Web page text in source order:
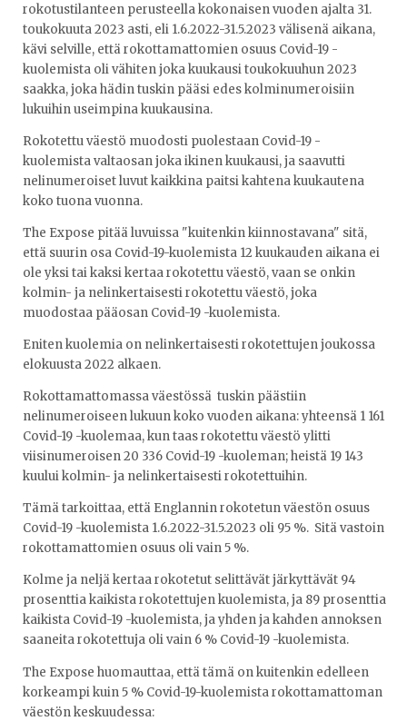
rokotustilanteen perusteella kokonaisen vuoden ajalta 31.
toukokuuta 2023 asti, eli 1.6.2022-31.5.2023 välisenä aikana,
kävi selville, että rokottamattomien osuus Covid-19 -
kuolemista oli vähiten joka kuukausi toukokuuhun 2023
saakka, joka hädin tuskin pääsi edes kolminumeroisiin
lukuihin useimpina kuukausina.
Rokotettu väestö muodosti puolestaan Covid-19 -
kuolemista valtaosan joka ikinen kuukausi, ja saavutti
nelinumeroiset luvut kaikkina paitsi kahtena kuukautena
koko tuona vuonna.
The Expose pitää luvuissa "kuitenkin kiinnostavana" sitä,
että suurin osa Covid-19-kuolemista 12 kuukauden aikana ei
ole yksi tai kaksi kertaa rokotettu väestö, vaan se onkin
kolmin- ja nelinkertaisesti rokotettu väestö, joka
muodostaa pääosan Covid-19 -kuolemista.
Eniten kuolemia on nelinkertaisesti rokotettujen joukossa
elokuusta 2022 alkaen.
Rokottamattomassa väestössä tuskin päästiin
nelinumeroiseen lukuun koko vuoden aikana: yhteensä 1 161
Covid-19 -kuolemaa, kun taas rokotettu väestö ylitti
viisinumeroisen 20 336 Covid-19 -kuoleman; heistä 19 143
kuului kolmin- ja nelinkertaisesti rokotettuihin.
Tämä tarkoittaa, että Englannin rokotetun väestön osuus
Covid-19 -kuolemista 1.6.2022-31.5.2023 oli 95 %. Sitä vastoin
rokottamattomien osuus oli vain 5 %.
Kolme ja neljä kertaa rokotetut selittävät järkyttävät 94
prosenttia kaikista rokotettujen kuolemista, ja 89 prosenttia
kaikista Covid-19 -kuolemista, ja yhden ja kahden annoksen
saaneita rokotettuja oli vain 6 % Covid-19 -kuolemista.
The Expose huomauttaa, että tämä on kuitenkin edelleen
korkeampi kuin 5 % Covid-19-kuolemista rokottamattoman
väestön keskuudessa: